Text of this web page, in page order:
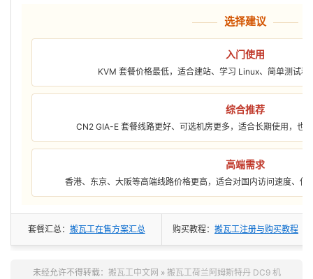
选择建议
入门使用
KVM 套餐价格最低，适合建站、学习 Linux、简单测试和
综合推荐
CN2 GIA-E 套餐线路更好、可选机房更多，适合长期使用，也
高端需求
香港、东京、大阪等高端线路价格更高，适合对国内访问速度、低
套餐汇总： 搬瓦工在售方案汇总 购买教程： 搬瓦工注册与购买教程
未经允许不得转载： 搬瓦工中文网 » 搬瓦工荷兰阿姆斯特丹 DC9 机